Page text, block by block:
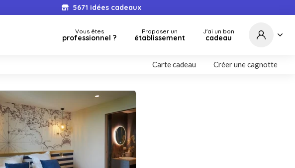
5671 idées cadeaux
Vous êtes
professionnel ?
Proposer un
établissement
J'ai un bon
cadeau
Carte cadeau Créer une cagnotte